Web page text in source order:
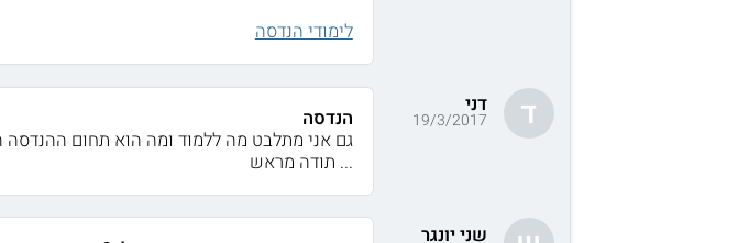
לימודי הנדסה
ד דני
19/3/2017
הנדסה
גם אני מתלבט מה ללמוד ומה הוא תחום
... תודה מראש
שני יונגר